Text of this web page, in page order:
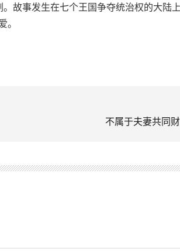
故事发生在七个王国争夺统治权的大陆
不属于夫妻共同